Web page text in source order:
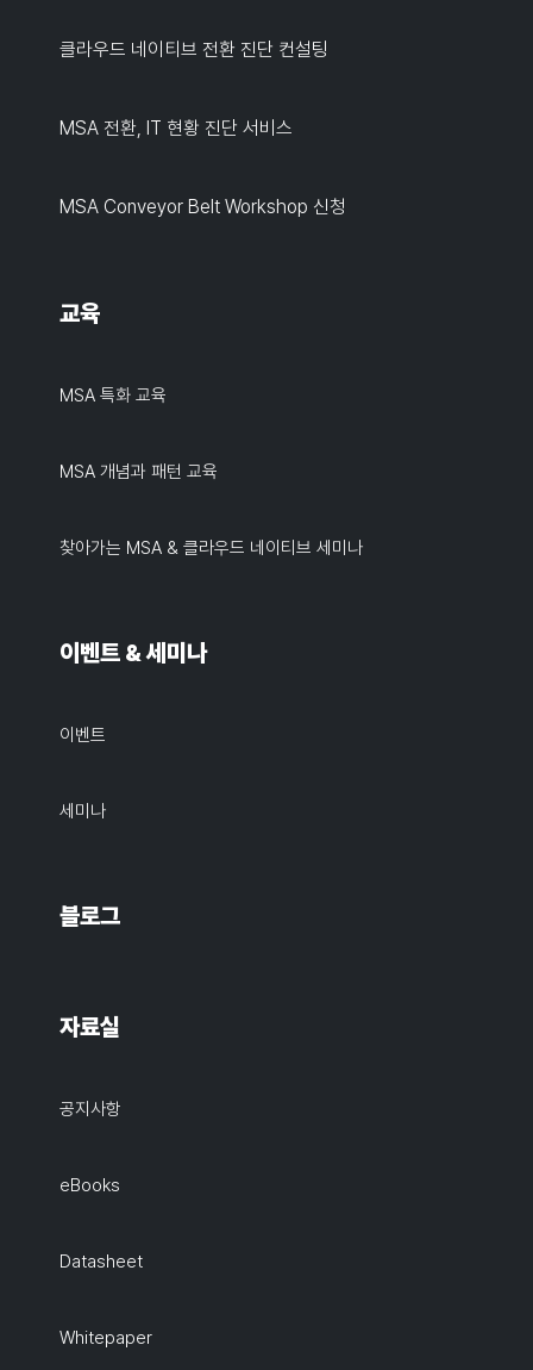
클라우드 네이티브 전환 진단 컨설팅
MSA 전환, IT 현황 진단 서비스
MSA Conveyor Belt Workshop 신청
교육
MSA 특화 교육
MSA 개념과 패턴 교육
찾아가는 MSA & 클라우드 네이티브 세미나
이벤트 & 세미나
이벤트
세미나
블로그
자료실
공지사항
eBooks
Datasheet
Whitepaper